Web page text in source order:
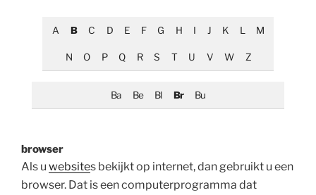
A B C D E F G H I J K L M
N O P Q R S T U V W Z
Ba Be Bl Br Bu
browser
Als u websites bekijkt op internet, dan gebruikt u een
browser. Dat is een computerprogramma dat